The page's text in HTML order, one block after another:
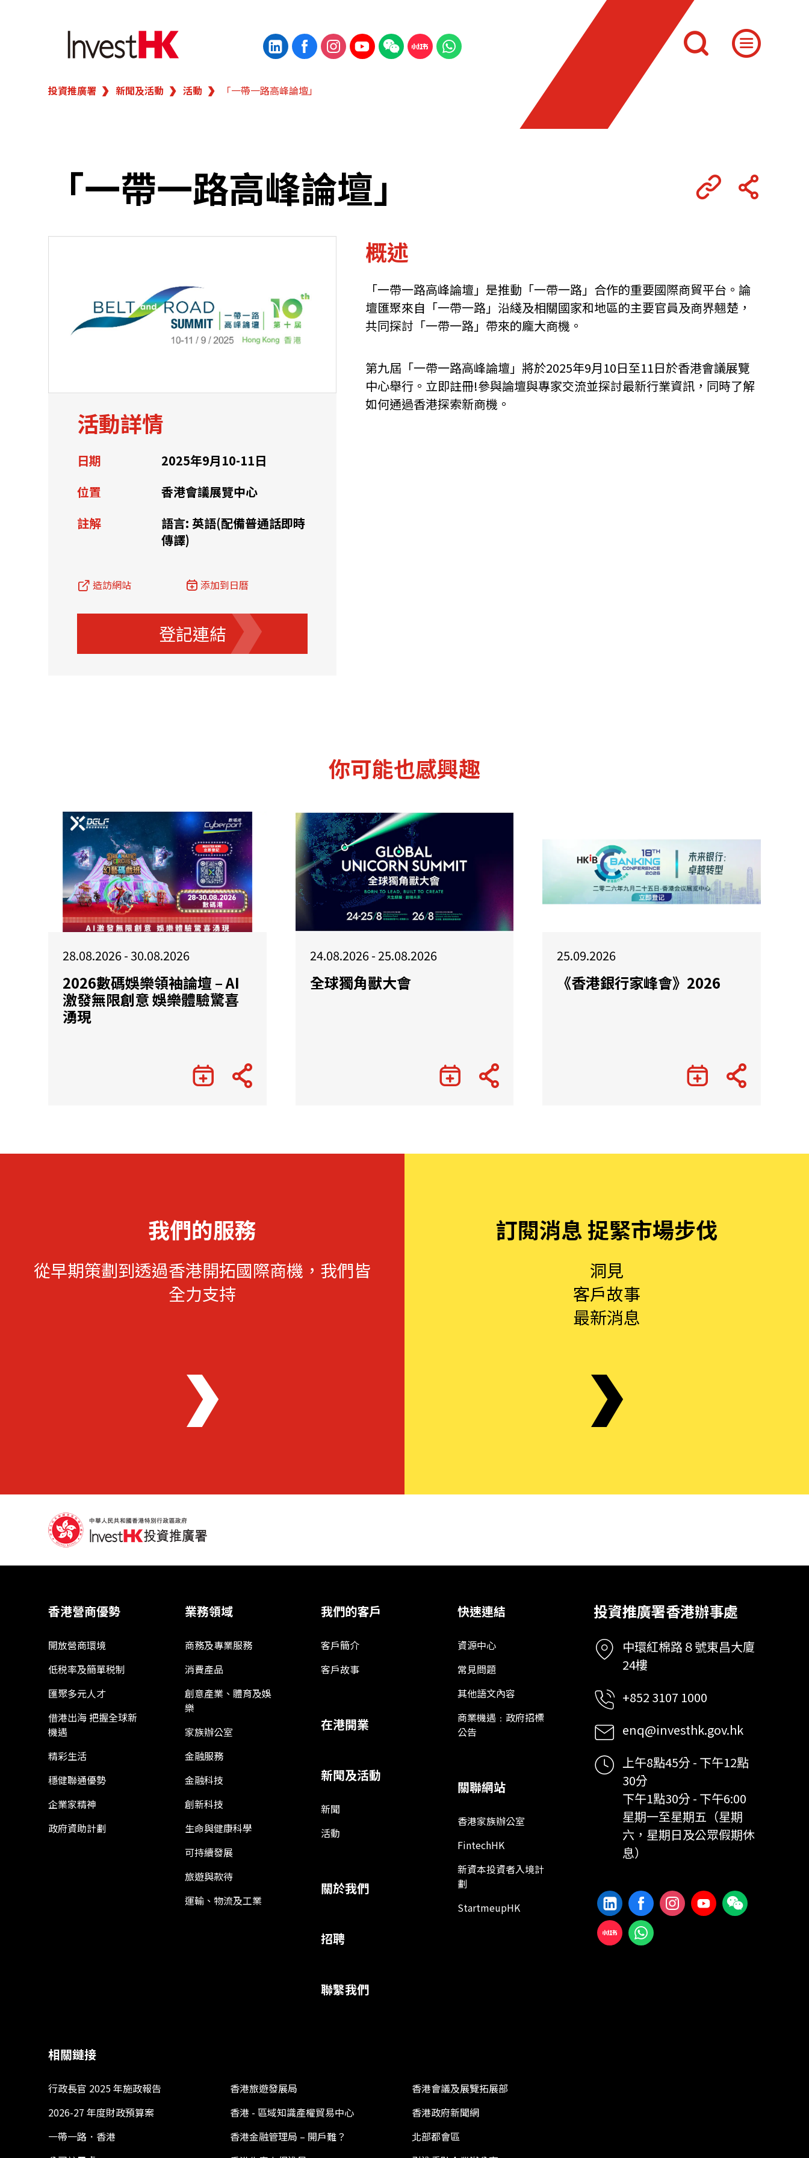
繁 简
新聞及活動
關於我們
快速連結
投資推廣署 新聞及活動 活動 「一帶一路高峰論壇」
「一帶一路高峰論壇」
活動詳情
日期
2025年9月10-11日
位置
香港會議展覽中心
註解
語言: 英語(配備普通話即時
傳譯)
造訪網站 添加到日曆
登記連結
概述
「一帶一路高峰論壇」是推動「一帶一路」合作的重要國際商貿平台。論
壇匯聚來自「一帶一路」沿綫及相關國家和地區的主要官員及商界翹楚，
共同探討「一帶一路」帶來的龐大商機。
第九屆「一帶一路高峰論壇」將於2025年9月10日至11日於香港會議展覽
中心舉行。立即註冊!參與論壇與專家交流並探討最新行業資訊，同時了解
如何通過香港探索新商機。
你可能也感興趣
28.08.2026 - 30.08.2026
2026數碼娛樂領袖論壇 – AI
激發無限創意 娛樂體驗驚喜
湧現
24.08.2026 - 25.08.2026
全球獨角獸大會
25.09.2026
《香港銀行家峰會》2026
我們的服務
從早期策劃到透過香港開拓國際商機，我們皆
全力支持
訂閱消息 捉緊市場步伐
洞見
客戶故事
最新消息
香港營商優勢
開放營商環境
低税率及簡單税制
匯聚多元人才
借港出海 把握全球新
機遇
精彩生活
穩健聯通優勢
企業家精神
政府資助計劃
業務領域
商務及專業服務
消費產品
創意產業、體育及娛
樂
家族辦公室
金融服務
金融科技
創新科技
生命與健康科學
可持續發展
旅遊與款待
運輸、物流及工業
我們的客戶
客戶簡介
客戶故事
在港開業
新聞及活動
新聞
活動
關於我們
招聘
聯繫我們
快速連結
資源中心
常見問題
其他語文內容
商業機遇﹕政府招標
公告
關聯網站
香港家族辦公室
FintechHK
新資本投資者入境計
劃
StartmeupHK
相關鏈接
行政長官 2025 年施政報告
2026-27 年度財政預算案
一帶一路．香港
香港旅遊發展局
香港 - 區域知識產權貿易中心
香港金融管理局 – 開戶難？
香港會議及展覽拓展部
香港政府新聞網
北部都會區
投資推廣署香港辦事處
中環紅棉路８號東昌大廈
24樓
+852 3107 1000
enq@investhk.gov.hk
上午8點45分 - 下午12點
30分
下午1點30分 - 下午6:00
星期一至星期五（星期
六，星期日及公眾假期休
息）